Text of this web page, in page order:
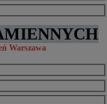
Warszawa